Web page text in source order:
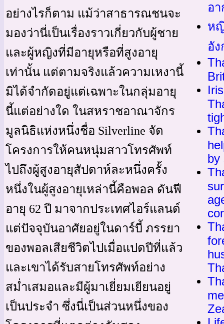
อย่างไรก็ตาม แม้ว่าสาธารณชนจะ
มองว่านี่เป็นเรื่องราวเกี่ยวกับผู้ชาย
และผู้หญิงที่มีอายุหรือที่สูงอายุ
เท่านั้น แต่ตามจริงแล้วความเหงานี้
มิได้จำกัดอยู่แต่เฉพาะในกลุ่มอายุ
นี้แต่อย่างใด ในสหราชอาณาจักร
มูลนิธิแห่งหนึ่งชื่อ Silverline จัด
โครงการให้คนหนุ่มสาวโทรศัพท์
ไปถึงผู้สูงอายุสัปดาห์ละหนึ่งครั้ง
หนึ่งในผู้สูงอายุเหล่านี้คือพอล ดันฟี
อายุ 62 ปี มาจากประเทศไอร์แลนด์
แต่ปัจจุบันอาศัยอยู่ในดาร์บี้ ภรรยา
ของพอลเสียชีวิตไปเมื่อแปดปีที่แล้ว
และเขาได้รับสายโทรศัพท์อย่าง
สม่ำเสมอและมีผู้มาเยี่ยมเยียนอยู่
เป็นประจำ ซึ่งนี่เป็นส่วนหนึ่งของ
อ
ห
อั
by